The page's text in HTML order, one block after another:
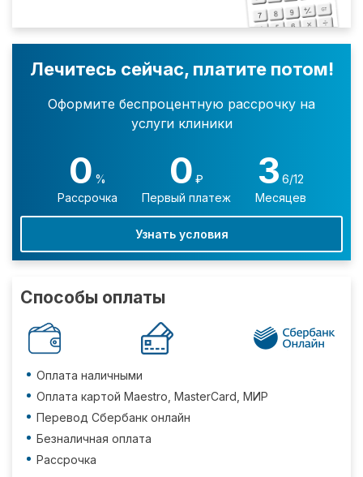
Лечитесь сейчас, платите потом!
Оформите беспроцентную рассрочку на
услуги клиники
0 %
Рассрочка
0 ₽
Первый платеж
3 6/12
Месяцев
Узнать условия
Способы оплаты
Оплата наличными
Оплата картой Maestro, MasterCard, МИР
Перевод Сбербанк онлайн
Безналичная оплата
Рассрочка